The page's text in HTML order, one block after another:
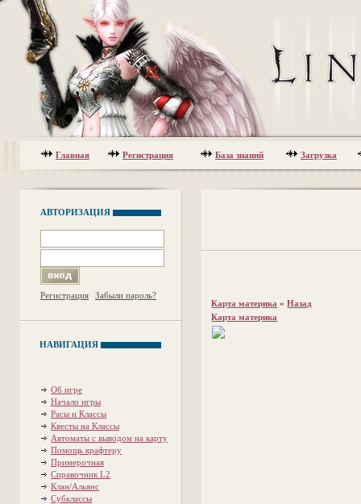
Главная Регистрация База знаний Загрузка
АВТОРИЗАЦИЯ
Регистрация Забыли пароль?
НАВИГАЦИЯ
Об игре
Начало игры
Расы и Классы
Квесты на Классы
Автоматы с выводом на карту
Помощь крафтеру
Примерочная
Справочник L2
Клан/Альянс
Субклассы
Карта материка «Назад
Карта материка